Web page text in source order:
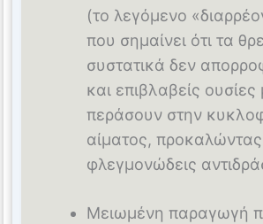
(το λεγόμενο
που σημαίνει ότι τα
συστατικά δεν
και επιβλαβείς ουσίες
περάσουν στην
αίματος,
φλεγμονώδεις
Μειωμένη παραγωγή